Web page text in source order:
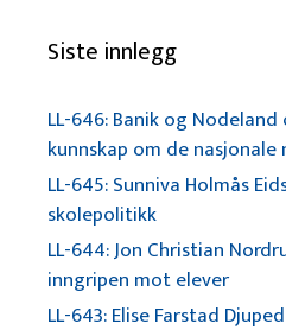
Siste innlegg
LL-646: Banik og
kunnskap om de
LL-645: Sunniva Holmås
skolepolitikk
LL-644: Jon Christian
inngripen mot elever
LL-643: Elise Farstad